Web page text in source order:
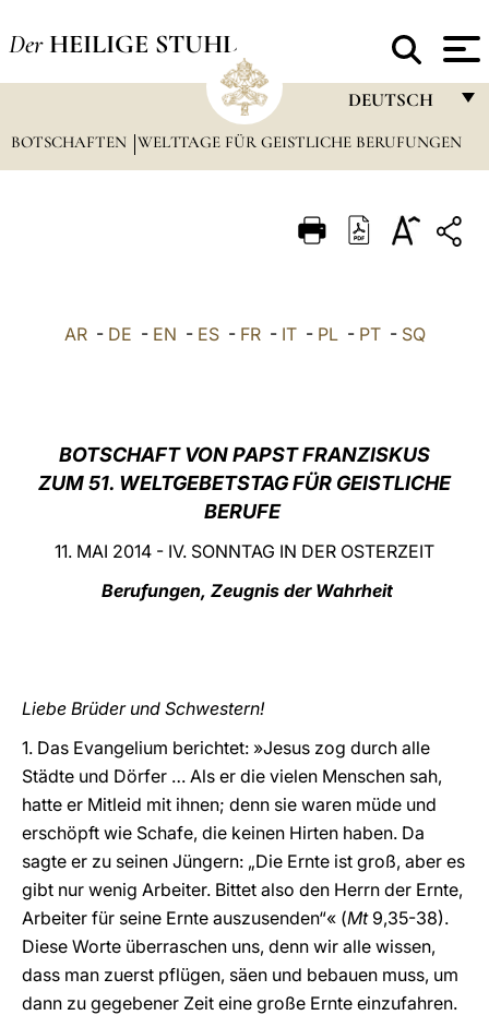
Der HEILIGE STUHL
DEUTSCH
FRANÇAIS
ITALIANO
中文
BOTSCHAFTEN WELTTAGE FÜR GEISTLICHE BERUFUNGEN
AR- DE - EN - ES- FR- IT- PL- PT- SQ
BOTSCHAFT VON PAPST FRANZISKUS
ZUM 51. WELTGEBETSTAG FÜR GEISTLICHE
BERUFE
11. MAI 2014 - IV. SONNTAG IN DER OSTERZEIT
Berufungen, Zeugnis der Wahrheit
Liebe Brüder und Schwestern!
1. Das Evangelium berichtet: »Jesus zog durch alle
Städte und Dörfer … Als er die vielen Menschen sah,
hatte er Mitleid mit ihnen; denn sie waren müde und
erschöpft wie Schafe, die keinen Hirten haben. Da
sagte er zu seinen Jüngern: „Die Ernte ist groß, aber es
gibt nur wenig Arbeiter. Bittet also den Herrn der Ernte,
Arbeiter für seine Ernte auszusenden“« (Mt9,35-38).
Diese Worte überraschen uns, denn wir alle wissen,
dass man zuerst pflügen, säen und bebauen muss, um
dann zu gegebener Zeit eine große Ernte einzufahren.